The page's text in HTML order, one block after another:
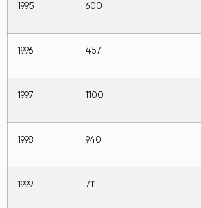
1995 600
1996 457
1997 1100
1998 940
1999 711